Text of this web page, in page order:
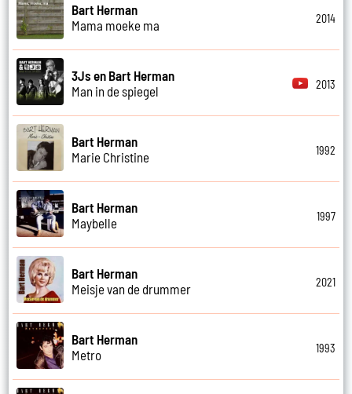
Bart Herman
Mama moeke ma
2014
3Js en Bart Herman
Man in de spiegel
2013
Bart Herman
Marie Christine
1992
Bart Herman
Maybelle
1997
Bart Herman
Meisje van de drummer
2021
Bart Herman
Metro
1993